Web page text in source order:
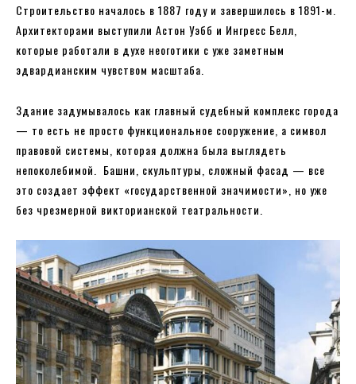
Строительство началось в 1887 году и завершилось в 1891-м.
Архитекторами выступили Астон Уэбб и Ингресс Белл,
которые работали в духе неоготики с уже заметным
эдвардианским чувством масштаба.
Здание задумывалось как главный судебный комплекс города
— то есть не просто функциональное сооружение, а символ
правовой системы, которая должна была выглядеть
непоколебимой. Башни, скульптуры, сложный фасад — все
это создает эффект «государственной значимости», но уже
без чрезмерной викторианской театральности.